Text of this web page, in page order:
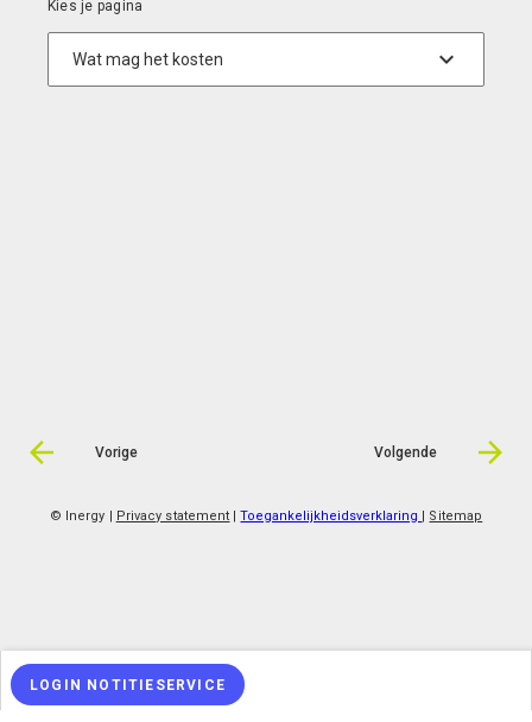
Vorige Volgende
© Inergy Privacy statement |Toegankelijkheidsverklaring Sitemap
LOGIN NOTITIESERVICE